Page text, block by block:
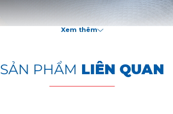
Xem thêm
SẢN PHẨM LIÊN QUAN